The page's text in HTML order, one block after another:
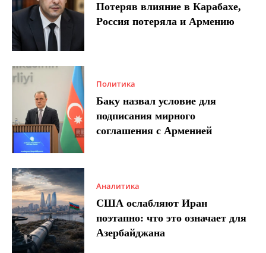
Потеряв влияние в Карабахе,
Россия потеряла и Армению
Политика
Баку назвал условие для
подписания мирного
соглашения с Арменией
Аналитика
США ослабляют Иран
поэтапно: что это означает для
Азербайджана